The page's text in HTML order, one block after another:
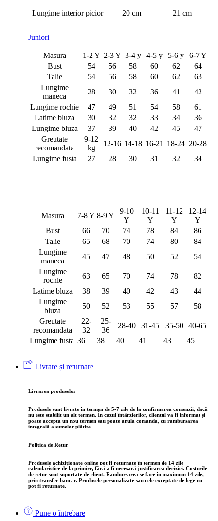
Lungime interior picior 20 cm 21 cm
Juniori
Masura 1-2 Y 2-3 Y 3-4 y 4-5 y 5-6 y
6-7 Y
Bust
54 56 58 60 62
64
Talie
54 56 58 60 62
63
Lungime
maneca
28 30 32 36 41
42
Lungime rochie
47 49 51 54 58
61
Latime bluza
30 32 32 33 34
36
Lungime bluza
37 39 40 42 45
47
Greutate
recomandata
9-12
kg
12-16 14-18 16-21 18-24 20-28
Lungime fusta
27 28 30 31 32 34
Masura 7-8 Y 8-9 Y
9-10
Y
10-11
Y
11-12
Y
12-14
Y
Bust
66 70 74 78 84
86
Talie
65 68 70 74 80
84
Lungime
maneca
45 47 48 50 52
54
Lungime
rochie
63 65 70 74 78
82
Latime bluza
38 39 40 42 43
44
Lungime
bluza
50 52 53 55 57
58
Greutate
recomandata
22-
32
25-
36
28-40 31-45 35-50
40-65
Lungime fusta 36 38 40 41 43 45
Livrare și returnare
Livrarea produselor
Produsele sunt livrate în termen de 5-7 zile de la confirmarea comenzii, dacă
nu este stabilit un alt termen. În cazul întârzierilor, clientul va fi informat și
poate accepta un nou termen sau poate anula comanda, cu rambursarea
integrală a sumelor plătite.
Politica de Retur
Produsele achiziționate online pot fi returnate în termen de 14 zile
calendaristice de la primire, fără a fi necesară justificarea deciziei. Costurile
de retur sunt suportate de client. Rambursarea se face în maximum 14 zile,
prin transfer bancar. Produsele personalizate sau cele exceptate de lege nu
pot fi returnate.
Pune o întrebare